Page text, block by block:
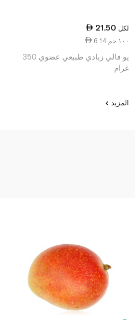
21.50 لكل
6.14 ١٠٠ جم
يو فالي زبادي طبيعي عضوي 350
غرام
المزيد